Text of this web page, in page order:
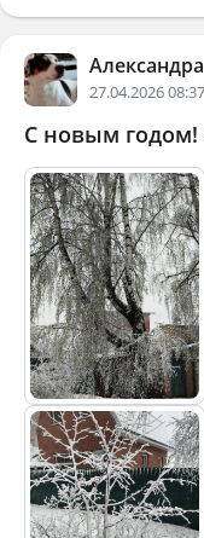
Александра
27.04.2026 08:37
С новым годом!